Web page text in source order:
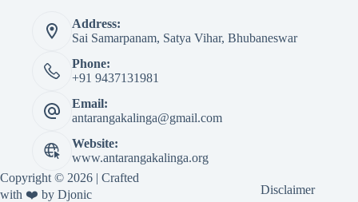
Address:
Sai Samarpanam, Satya Vihar, Bhubaneswar
Phone:
+91 9437131981
Email:
antarangakalinga@gmail.com
Website:
www.antarangakalinga.org
Copyright © 2026 | Crafted
with ❤️ by Djonic Disclaimer